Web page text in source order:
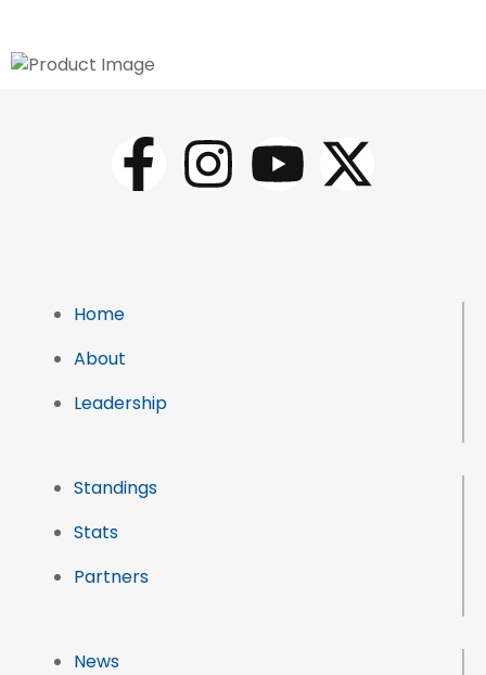
Home
About
Leadership
Standings
Stats
Partners
News